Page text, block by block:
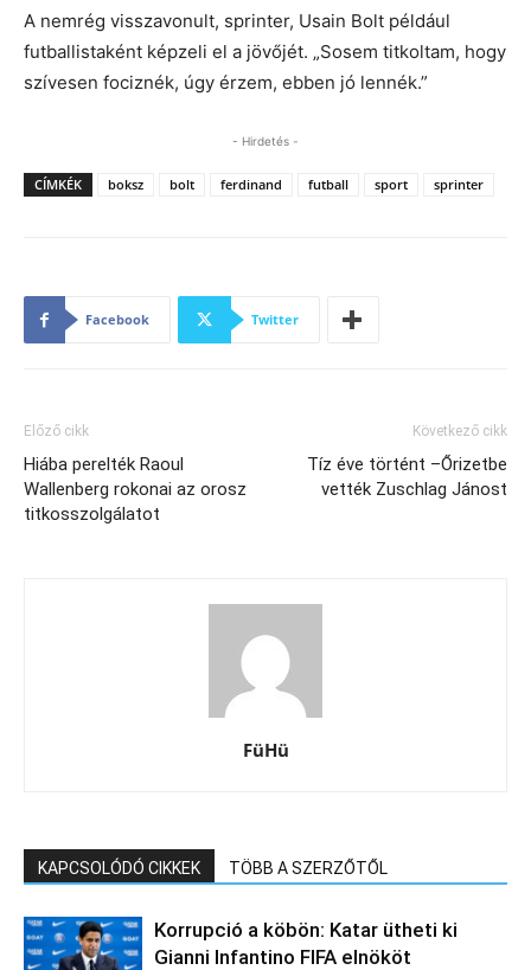
A nemrég visszavonult, sprinter, Usain Bolt például
futballistaként képzeli el a jövőjét. „Sosem titkoltam, hogy
szívesen fociznék, úgy érzem, ebben jó lennék.”
- Hirdetés -
CÍMKÉK boksz bolt ferdinand futball sport sprinter
Facebook Twitter
Előző cikk
Hiába perelték Raoul
Wallenberg rokonai az orosz
titkosszolgálatot
Következő cikk
Tíz éve történt –Őrizetbe
vették Zuschlag Jánost
FüHü
KAPCSOLÓDÓ CIKKEK TÖBB A SZERZŐTŐL
Korrupció a köbön: Katar ütheti ki
Gianni Infantino FIFA elnököt